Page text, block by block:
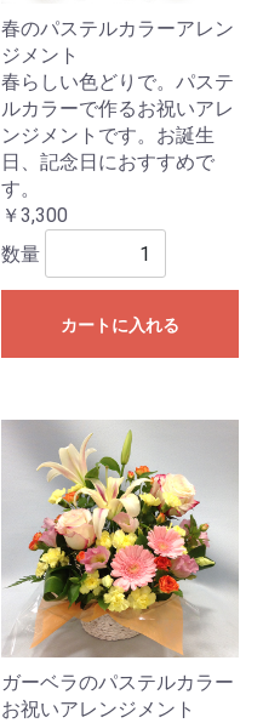
春のパステルカラーアレン
ジメント
春らしい色どりで。パステ
ルカラーで作るお祝いアレ
ンジメントです。お誕生
日、記念日におすすめで
す。
￥3,300
数量
カートに入れる
ガーベラのパステルカラー
お祝いアレンジメント